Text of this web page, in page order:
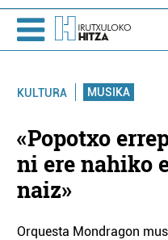
KULTURA MUSIKA
«Popotxo
ni ere nahiko
naiz»
Orquesta Mondragon